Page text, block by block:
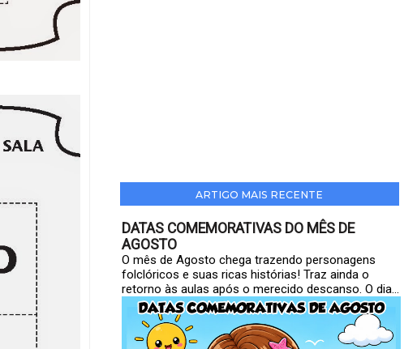
ARTIGO MAIS RECENTE
DATAS COMEMORATIVAS DO MÊS DE
AGOSTO
O mês de Agosto chega trazendo personagens
folclóricos e suas ricas histórias! Traz ainda o
retorno às aulas após o merecido descanso. O dia...